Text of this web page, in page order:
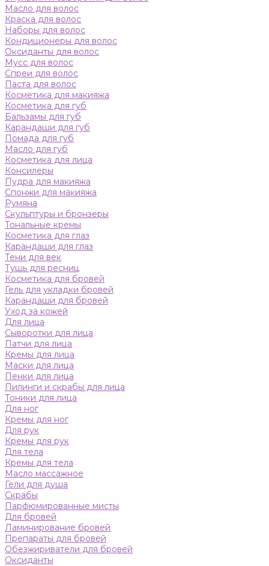
Масло для волос
Краска для волос
Наборы для волос
Кондиционеры для волос
Оксиданты для волос
Мусс для волос
Спреи для волос
Паста для волос
Косметика для макияжа
Косметика для губ
Бальзамы для губ
Карандаши для губ
Помада для губ
Масло для губ
Косметика для лица
Консилеры
Пудра для макияжа
Спонжи для макияжа
Румяна
Скульптуры и бронзеры
Тональные кремы
Косметика для глаз
Карандаши для глаз
Тени для век
Тушь для ресниц
Косметика для бровей
Гель для укладки бровей
Карандаши для бровей
Уход за кожей
Для лица
Сыворотки для лица
Патчи для лица
Кремы для лица
Маски для лица
Пенки для лица
Пилинги и скрабы для лица
Тоники для лица
Для ног
Кремы для ног
Для рук
Кремы для рук
Для тела
Кремы для тела
Масло массажное
Гели для душа
Скрабы
Парфюмированные мисты
Для бровей
Ламинирование бровей
Препараты для бровей
Обезжириватели для бровей
Оксиданты